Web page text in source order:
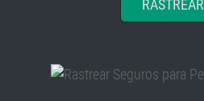
RASTREAR